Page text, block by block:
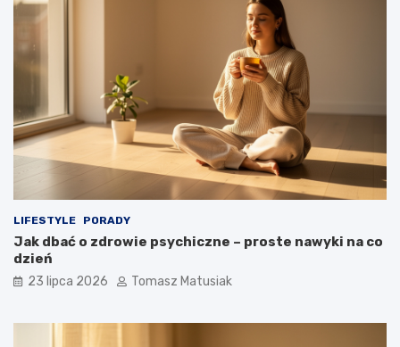
LIFESTYLE PORADY
Jak dbać o zdrowie psychiczne – proste nawyki na co
dzień
23 lipca 2026 Tomasz Matusiak